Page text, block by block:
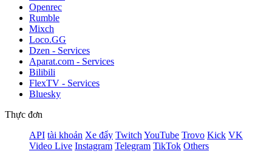
Openrec
Rumble
Mixch
Loco.GG
Dzen - Services
Aparat.com - Services
Bilibili
FlexTV - Services
Bluesky
Thực đơn
API tài khoản Xe đẩy Twitch YouTube Trovo Kick VK
Video Live Instagram Telegram TikTok Others